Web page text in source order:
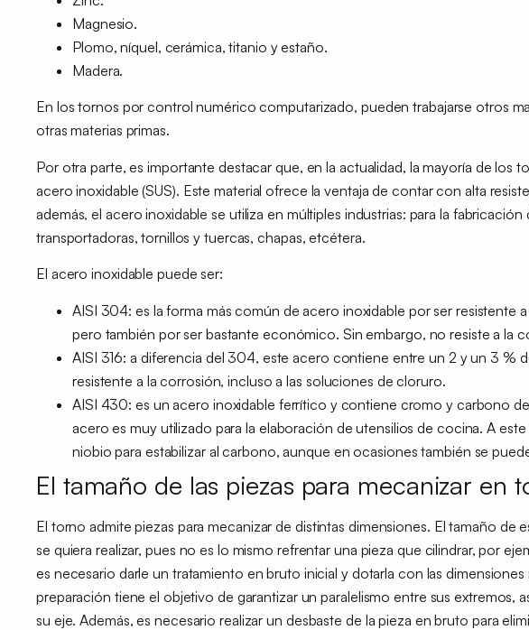
Magnesio.
Plomo, níquel, cerámica, titanio y estaño.
Madera.
En los tornos por control numérico computarizado, pueden trabajarse otros
otras materias primas.
Por otra parte, es importante destacar que, en la actualidad, la mayoría de los
acero inoxidable (SUS). Este material ofrece la ventaja de contar con alta
además, el acero inoxidable se utiliza en múltiples industrias: para la
transportadoras, tornillos y tuercas, chapas, etcétera.
El acero inoxidable puede ser:
AISI 304: es la forma más común de acero inoxidable por ser resistente
pero también por ser bastante económico. Sin embargo, no resiste a la
AISI 316: a diferencia del 304, este acero contiene entre un 2 y un 3 %
resistente a la corrosión, incluso a las soluciones de cloruro.
AISI 430: es un acero inoxidable ferrítico y contiene cromo y carbono
acero es muy utilizado para la elaboración de utensilios de cocina. A
niobio para estabilizar al carbono, aunque en ocasiones también se
El tamaño de las piezas para mecanizar en
El torno admite piezas para mecanizar de distintas dimensiones. El tamaño de
se quiera realizar, pues no es lo mismo refrentar una pieza que cilindrar, por
es necesario darle un tratamiento en bruto inicial y dotarla con las
preparación tiene el objetivo de garantizar unparalelismo entre sus extremos,
su eje. Además, es necesario realizar un desbaste de la pieza en bruto para